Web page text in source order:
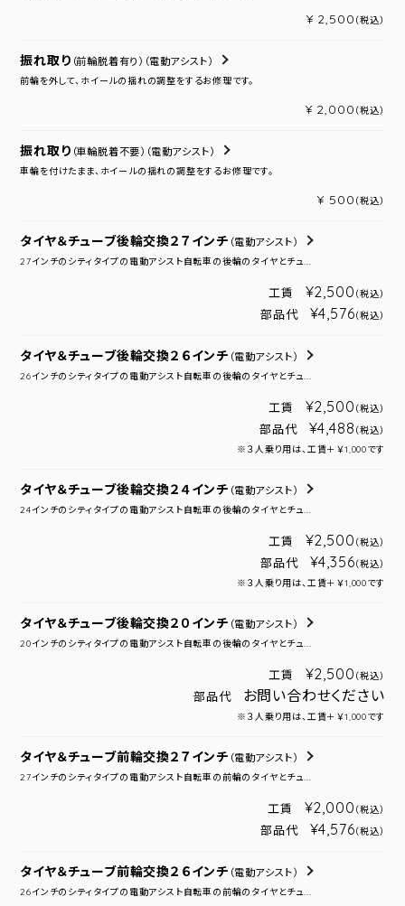
¥ 2,500 （税込）
振れ取り （前輪脱着有り） （電動アシスト）
前輪を外して、ホイールの揺れの調整をするお修理です。
¥ 2,000 （税込）
振れ取り （車輪脱着不要） （電動アシスト）
車輪を付けたまま、ホイールの揺れの調整をするお修理です。
¥ 500 （税込）
タイヤ＆チューブ後輪交換２７インチ （電動アシスト）
27インチのシティタイプの電動アシスト自転車の後輪のタイヤとチュ...
工賃 ¥2,500 （税込）
部品代 ¥4,576（税込）
タイヤ＆チューブ後輪交換２６インチ （電動アシスト）
26インチのシティタイプの電動アシスト自転車の後輪のタイヤとチュ...
工賃 ¥2,500 （税込）
部品代 ¥4,488 （税込）
※３人乗り用は、工賃＋￥1,000です
タイヤ＆チューブ後輪交換２４インチ （電動アシスト）
24インチのシティタイプの電動アシスト自転車の後輪のタイヤとチュ...
工賃 ¥2,500 （税込）
部品代 ¥4,356（税込）
※３人乗り用は、工賃＋￥1,000です
タイヤ＆チューブ後輪交換２０インチ （電動アシスト）
20インチのシティタイプの電動アシスト自転車の後輪のタイヤとチュ...
工賃 ¥2,500 （税込）
部品代 お問い合わせください
※３人乗り用は、工賃＋￥1,000です
タイヤ＆チューブ前輪交換２７インチ （電動アシスト）
27インチのシティタイプの電動アシスト自転車の前輪のタイヤとチュ...
工賃 ¥2,000 （税込）
部品代 ¥4,576（税込）
タイヤ＆チューブ前輪交換２６インチ （電動アシスト）
26インチのシティタイプの電動アシスト自転車の前輪のタイヤとチュ...